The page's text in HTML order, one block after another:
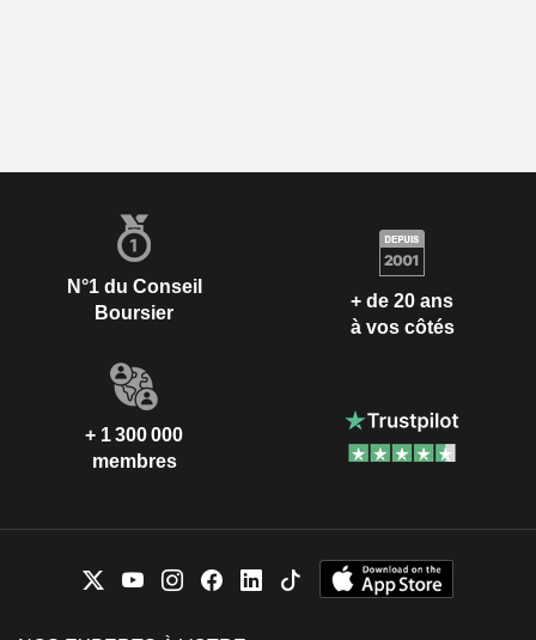
N°1 du Conseil
Boursier
+ de 20 ans
à vos côtés
+ 1 300 000
membres